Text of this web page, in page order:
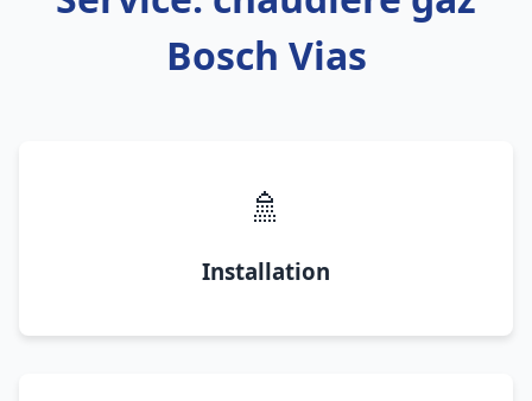
Bosch Vias
🚿
Installation